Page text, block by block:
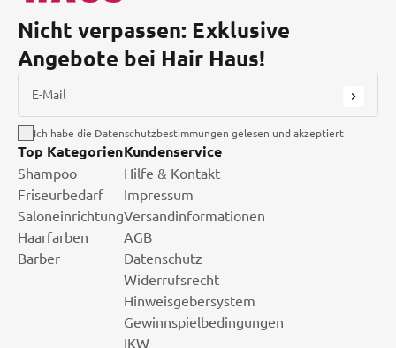
Nicht verpassen: Exklusive
Angebote bei Hair Haus!
E-Mail
Ich habe die Datenschutzbestimmungen gelesen und akzeptiert
Top Kategorien
Shampoo
Friseurbedarf
Saloneinrichtung
Haarfarben
Barber
Kundenservice
Hilfe & Kontakt
Impressum
Versandinformationen
AGB
Datenschutz
Widerrufsrecht
Hinweisgebersystem
Gewinnspielbedingungen
IKW